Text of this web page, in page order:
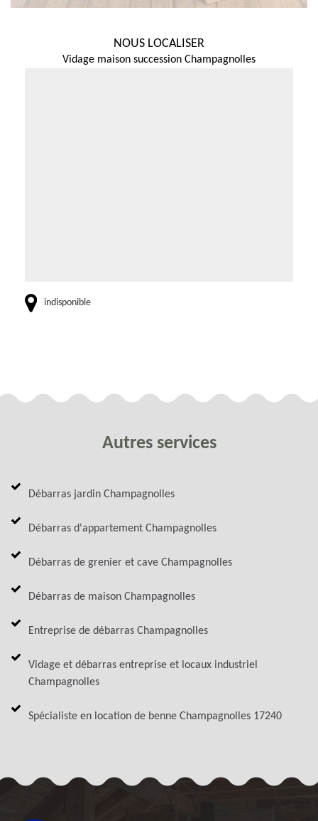
NOUS LOCALISER
Vidage maison succession Champagnolles
indisponible
Autres services
Débarras jardin Champagnolles
Débarras d'appartement Champagnolles
Débarras de grenier et cave Champagnolles
Débarras de maison Champagnolles
Entreprise de débarras Champagnolles
Vidage et débarras entreprise et locaux industriel
Champagnolles
Spécialiste en location de benne Champagnolles 17240